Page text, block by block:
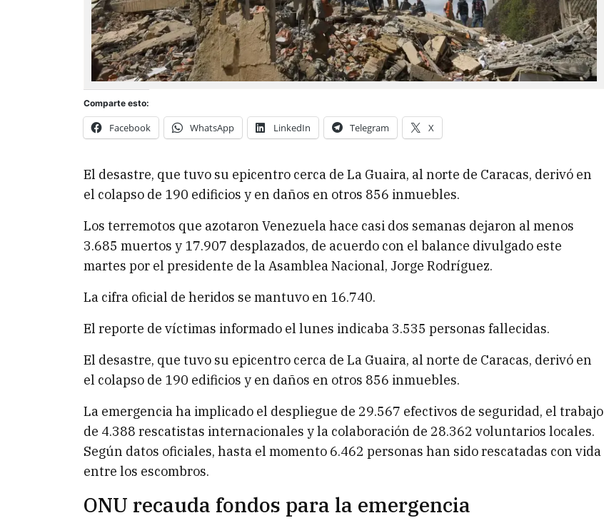
Comparte esto:
Facebook WhatsApp LinkedIn Telegram X
El desastre, que tuvo su epicentro cerca de La Guaira, al norte de Caracas, derivó en
el colapso de 190 edificios y en daños en otros 856 inmuebles.
Los terremotos que azotaron Venezuela hace casi dos semanas dejaron al menos
3.685 muertos y 17.907 desplazados, de acuerdo con el balance divulgado este
martes por el presidente de la Asamblea Nacional, Jorge Rodríguez.
La cifra oficial de heridos se mantuvo en 16.740.
El reporte de víctimas informado el lunes indicaba 3.535 personas fallecidas.
El desastre, que tuvo su epicentro cerca de La Guaira, al norte de Caracas, derivó en
el colapso de 190 edificios y en daños en otros 856 inmuebles.
La emergencia ha implicado el despliegue de 29.567 efectivos de seguridad, el trabajo
de 4.388 rescatistas internacionales y la colaboración de 28.362 voluntarios locales.
Según datos oficiales, hasta el momento 6.462 personas han sido rescatadas con vida
entre los escombros.
ONU recauda fondos para la emergencia